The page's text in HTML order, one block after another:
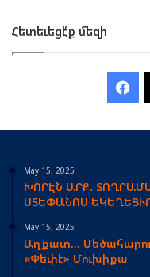
Հետեւեցէ՛ք մեզի
May 15, 2025
ԽՈՐԷՆ ԱՐՔ.
ՍՏԵՓԱՆՈՍ
May 15, 2025
Աղքատ…
«Փեփէ» Մուխիքա